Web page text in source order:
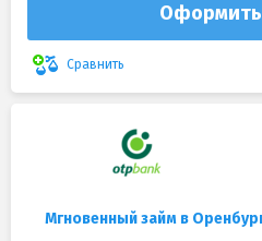
Оформить
Сравнить
Мгновенный займ в